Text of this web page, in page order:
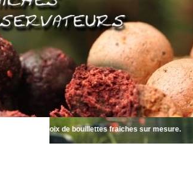
bouillettes fraiches sur mesure.